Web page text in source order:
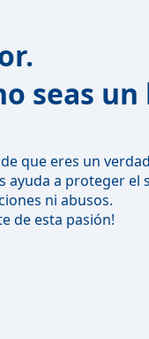
seas un
que eres un
a proteger
ni abusos.
de esta pasión!